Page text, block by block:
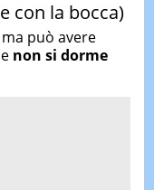
con la bocca)
può avere
non si dorme